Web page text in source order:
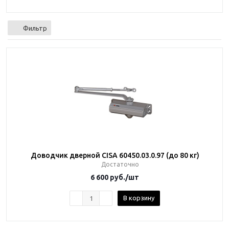
Фильтр
Доводчик дверной CISA 60450.03.0.97 (до 80 кг)
Достаточно
6 600 руб./шт
В корзину